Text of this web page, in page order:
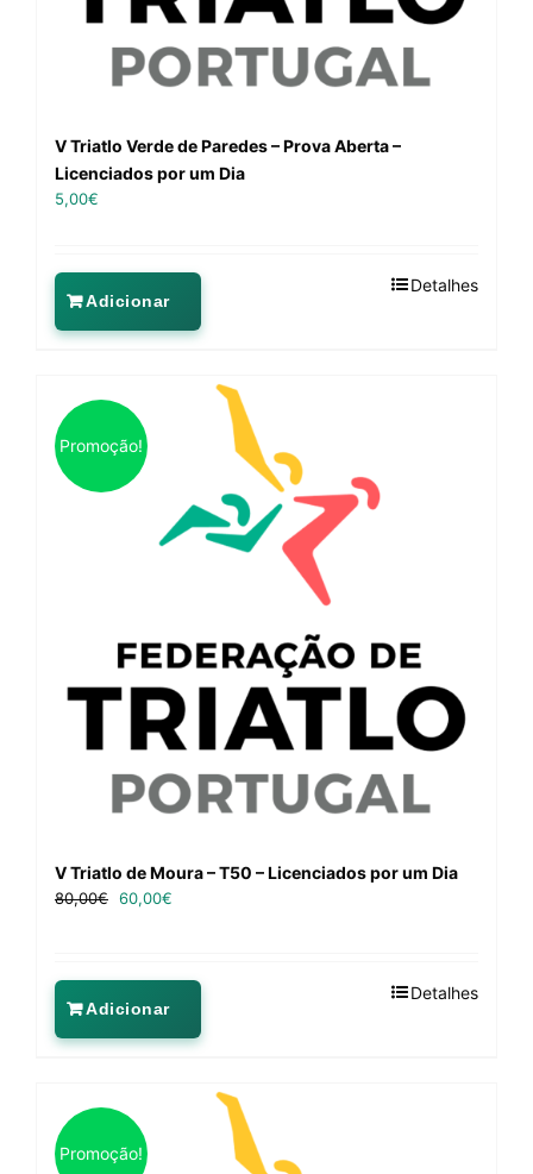
V Triatlo Verde de Paredes – Prova Aberta –
Licenciados por um Dia
5,00€
Adicionar
Detalhes
Promoção!
V Triatlo de Moura – T50 – Licenciados por um Dia
80,00€ 60,00€
Adicionar
Detalhes
Promoção!